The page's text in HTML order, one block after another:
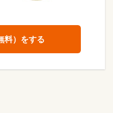
料）をする